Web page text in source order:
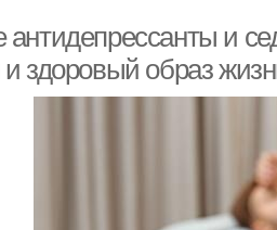
антидепрессанты и
и здоровый образ